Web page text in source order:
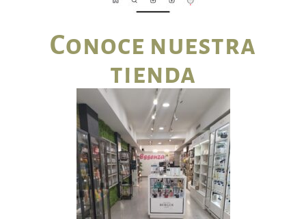
Conoce nuestra
tienda